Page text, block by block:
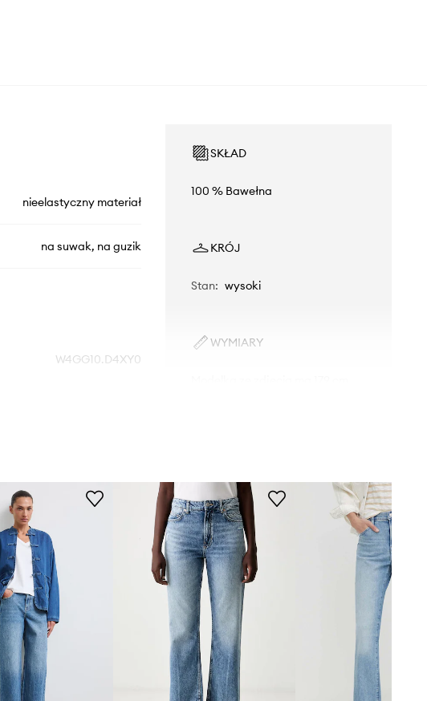
nieelastyczny materiał
na suwak, na guzik
W4GG10.D4XY0
SKŁAD
100 % Bawełna
KRÓJ
Stan: wysoki
WYMIARY
Tabela rozmiarów